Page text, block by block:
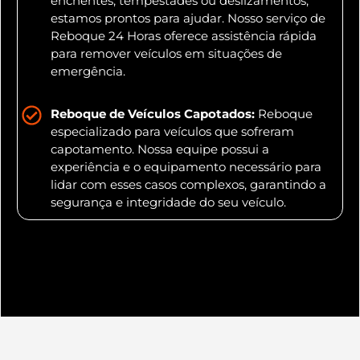
estamos prontos para ajudar. Nosso serviço de
Reboque 24 Horas oferece assistência rápida
para remover veículos em situações de
emergência.
Reboque de Veículos Capotados: Reboque
especializado para veículos que sofreram
capotamento. Nossa equipe possui a
experiência e o equipamento necessário para
lidar com esses casos complexos, garantindo a
segurança e integridade do seu veículo.